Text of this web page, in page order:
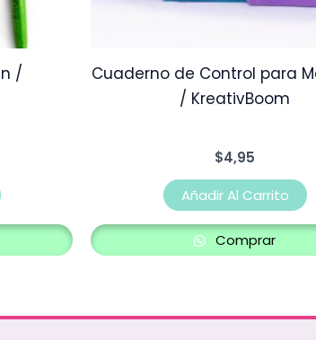
/
Cuaderno de Control para
/ KreativBoom
$4,95
Añadir Al Carrito
Comprar